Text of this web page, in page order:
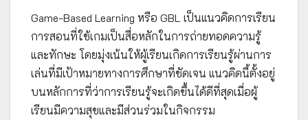
Game-Based Learning หรือ GBL เป็นแนวคิดการเรียน
การสอนที่ใช้เกมเป็นสื่อหลักในการถ่ายทอดความรู้
และทักษะ โดยมุ่งเน้นให้ผู้เรียนเกิดการเรียนรู้ผ่านการ
เล่นที่มีเป้าหมายทางการศึกษาที่ชัดเจน แนวคิดนี้ตั้งอยู่
บนหลักการที่ว่าการเรียนรู้จะเกิดขึ้นได้ดีที่สุดเมื่อผู้
เรียนมีความสุขและมีส่วนร่วมในกิจกรรม